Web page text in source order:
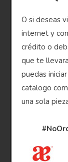
O si deseas
internet y
crédito o
que te
puedas
catalogo
una sola